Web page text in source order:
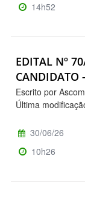
14h52
EDITAL Nº
CANDIDATO
Escrito por
Última
30/06/26
10h26